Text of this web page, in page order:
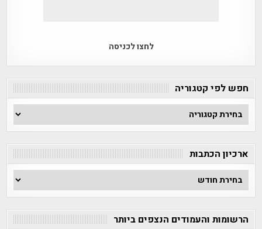
לחצו לכניסה
חפש לפי קטגוריה
חפש
לפי
קטגוריה
ארכיון הכתבות
ארכיון
הכתבות
הרשומות והעמודים הנצפים ביותר